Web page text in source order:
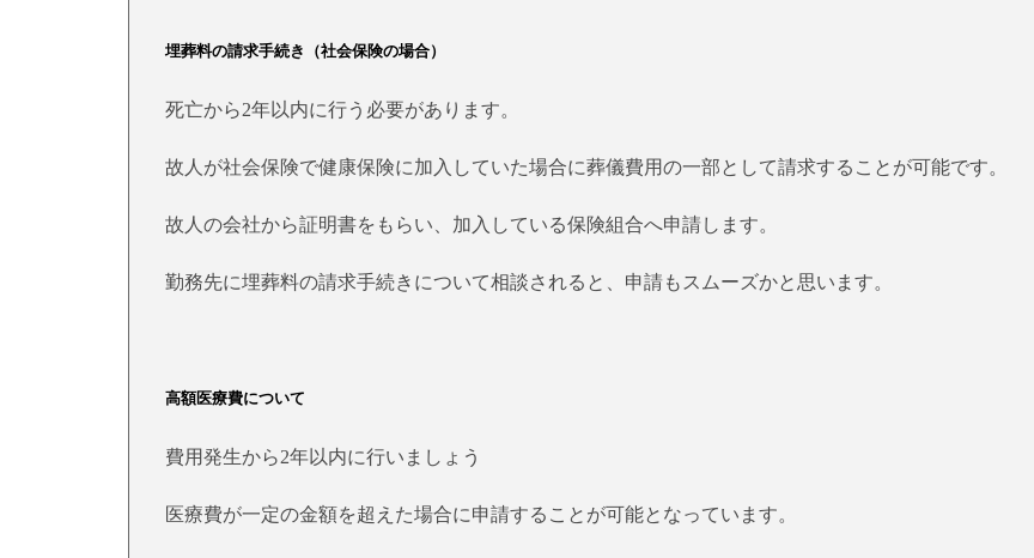
埋葬料の請求手続き（社会保険の場合）
死亡から2年以内に行う必要があります。
故人が社会保険で健康保険に加入していた場合に葬儀費用の一部として請求することが可能です。
故人の会社から証明書をもらい、加入している保険組合へ申請します。
勤務先に埋葬料の請求手続きについて相談されると、申請もスムーズかと思います。
高額医療費について
費用発生から2年以内に行いましょう
医療費が一定の金額を超えた場合に申請することが可能となっています。